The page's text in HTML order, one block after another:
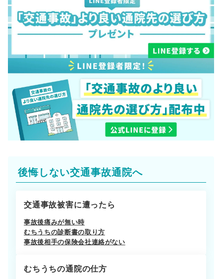
後悔しない交通事故通院へ
交通事故被害に遭ったら
事故後痛みが無い時
むちうちの診断書の取り方
事故後相手の保険会社連絡がない
むちうちの通院の仕方